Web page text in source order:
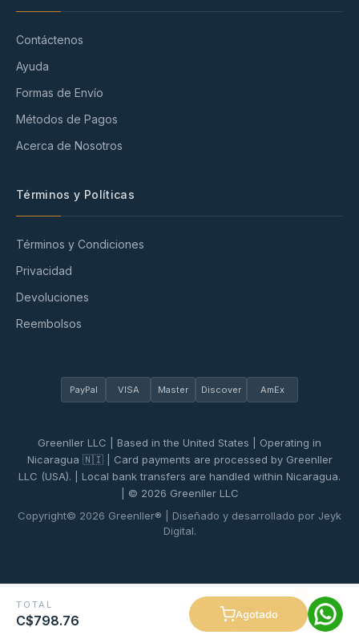
TOTAL
C$798.76 Agotado
Contáctenos
Ayuda
Formas de Envío
Métodos de Pagos
Acerca de Nosotros
Términos y Políticas
Términos y Condiciones
Privacidad
Devoluciones
Reembolsos
PayPal VISA Master Discover AmEx
Greenller LLC | Based in the United States | Operating in
Nicaragua 🇳🇮 | Card payments are processed by Greenller
LLC (USA). | Local bank transfers are handled within Nicaragua.
| © 2026 Greenller LLC
Copyright© 2026 Greenller® | Diseñado y desarrollado por Jeyk
Digital.
0